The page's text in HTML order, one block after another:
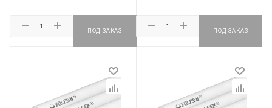
ПОД ЗАКАЗ ПОД ЗАКАЗ